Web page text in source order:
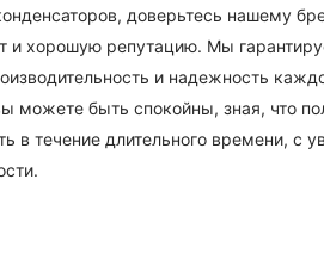
доверьтесь нашему
и хорошую репутацию. Мы
и надежность
можете быть спокойны, зная, что
в течение длительного времени, с